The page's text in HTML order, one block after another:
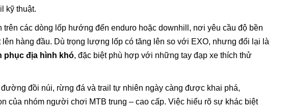
kỹ thuật.
các dòng lốp hướng đến enduro hoặc downhill, nơi yêu cầu độ bền
hàng đầu. Dù trọng lượng lốp có tăng lên so với EXO, nhưng đổi lại là
phục địa hình khó, đặc biệt phù hợp với những tay đạp xe thích thử
đồi núi, rừng đá và trail tự nhiên ngày càng được khai phá,
của nhóm người chơi MTB trung – cao cấp. Việc hiểu rõ sự khác biệt